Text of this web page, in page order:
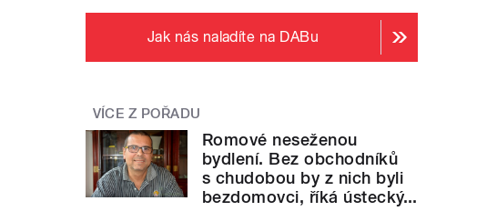
Jak nás naladíte na DABu
VÍCE Z POŘADU
Romové neseženou
bydlení. Bez obchodníků
s chudobou by z nich byli
bezdomovci, říká ústecký...